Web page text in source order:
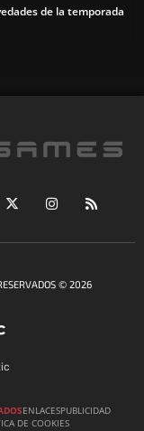
de la temporada
© 2026
ENLACESPUBLICIDAD
DE COOKIES